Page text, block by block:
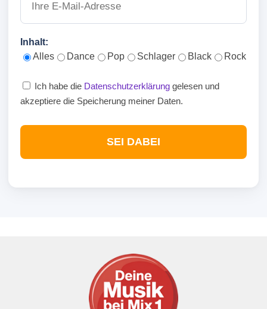
Inhalt:
Alles
Dance Pop Schlager Black Rock
Ich habe die Datenschutzerklärung gelesen und
akzeptiere die Speicherung meiner Daten.
SEI DABEI